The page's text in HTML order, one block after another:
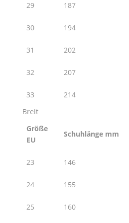
29 187
30 194
31 202
32 207
33 214
Breit
Größe
EU
Schuhlänge mm
23 146
24 155
25 160